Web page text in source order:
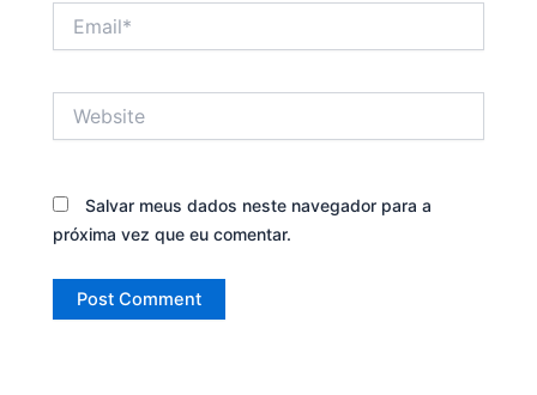
Salvar meus dados neste navegador para a
próxima vez que eu comentar.